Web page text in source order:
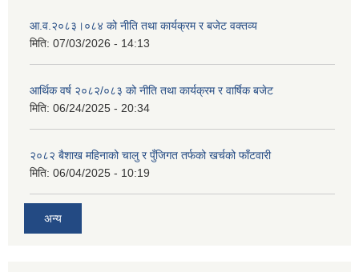
आ.व.२०८३।०८४ को नीति तथा कार्यक्रम र बजेट वक्तव्य
मिति: 07/03/2026 - 14:13
आर्थिक वर्ष २०८२/०८३ को नीति तथा कार्यक्रम र वार्षिक बजेट
मिति: 06/24/2025 - 20:34
२०८२ बैशाख महिनाको चालु र पुँजिगत तर्फको खर्चको फाँटवारी
मिति: 06/04/2025 - 10:19
अन्य